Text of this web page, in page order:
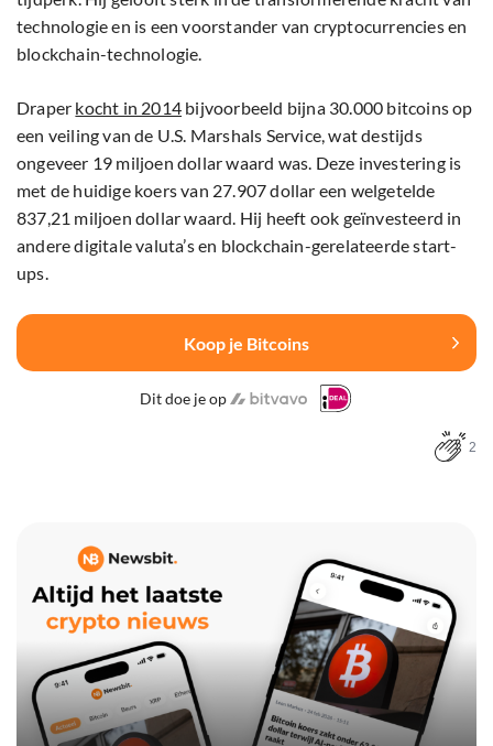
technologie en is een voorstander van cryptocurrencies en
blockchain-technologie.
Draper kocht in 2014 bijvoorbeeld bijna 30.000 bitcoins op
een veiling van de U.S. Marshals Service, wat destijds
ongeveer 19 miljoen dollar waard was. Deze investering is
met de huidige koers van 27.907 dollar een welgetelde
837,21 miljoen dollar waard. Hij heeft ook geïnvesteerd in
andere digitale valuta’s en blockchain-gerelateerde start-
ups.
Koop je Bitcoins
Dit doe je op
2